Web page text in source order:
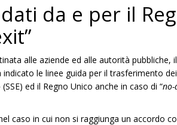
da e per il
alle aziende ed alle autorità pubbliche, il
le linee guida per il trasferimento dei
ed il Regno Unico anche in caso di “no-
caso in cui non si raggiunga un accordo